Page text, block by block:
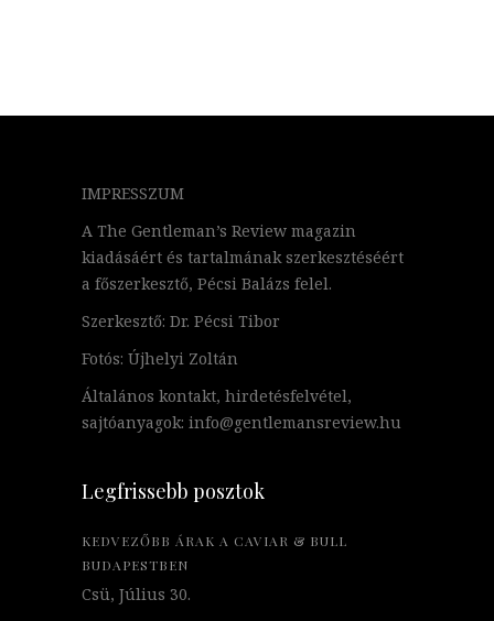
IMPRESSZUM
A The Gentleman’s Review magazin
kiadásáért és tartalmának szerkesztéséért
a főszerkesztő, Pécsi Balázs felel.
Szerkesztő: Dr. Pécsi Tibor
Fotós: Újhelyi Zoltán
Általános kontakt, hirdetésfelvétel,
sajtóanyagok: info@gentlemansreview.hu
Legfrissebb posztok
KEDVEZŐBB ÁRAK A CAVIAR & BULL
BUDAPESTBEN
Csü, Július 30.